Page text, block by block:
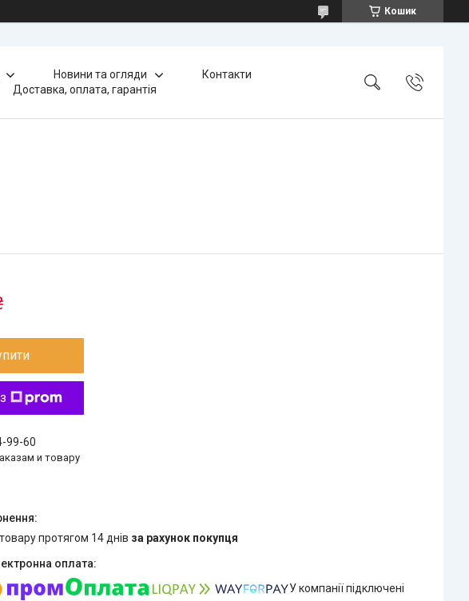
Кошик
Новини та огляди
Контакти
Доставка, оплата, гарантія
99-60
и товару
протягом 14 днів за рахунок покупця
У компанії підключені